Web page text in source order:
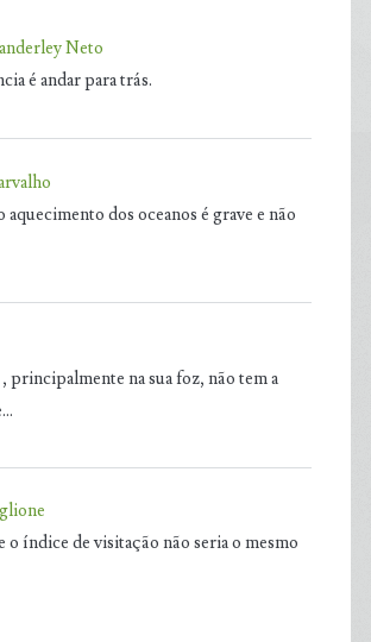
Neto
é andar para trás.
dos oceanos é grave e não
principalmente na sua foz, não tem a
o índice de visitação não seria o mesmo